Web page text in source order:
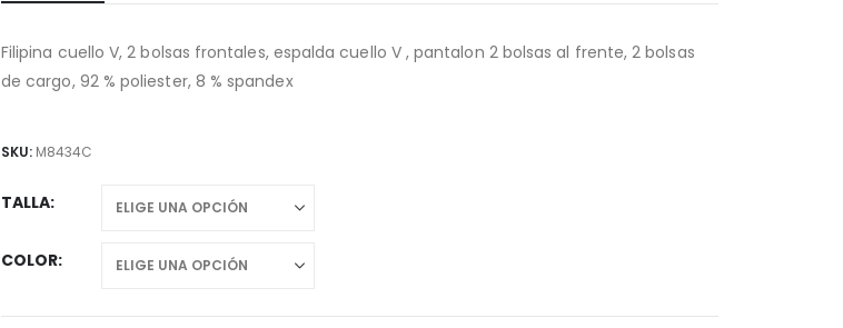
Filipina cuello V, 2 bolsas frontales, espalda cuello V , pantalon 2 bolsas al frente, 2 bolsas
de cargo, 92 % poliester, 8 % spandex
SKU: M8434C
TALLA
COLOR